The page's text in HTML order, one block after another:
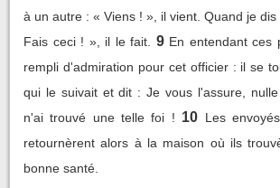
à un autre : « Viens ! », il vient. Quand je
Fais ceci ! », il le fait.
9 En entendant ces
rempli d'admiration pour cet officier : il se
qui le suivait et dit : Je vous l'assure,
n'ai trouvé une telle foi ! 10 Les
retournèrent alors à la maison où ils
bonne santé.